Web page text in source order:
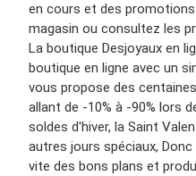
en cours et des
magasin ou consultez les
La boutique Desjoyaux en
boutique en ligne avec un
vous propose des
allant de -10% à -90% lors
soldes d'hiver, la Saint
autres jours spéciaux,
vite des bons plans et